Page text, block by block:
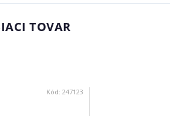
TOVAR
Kód: 247123